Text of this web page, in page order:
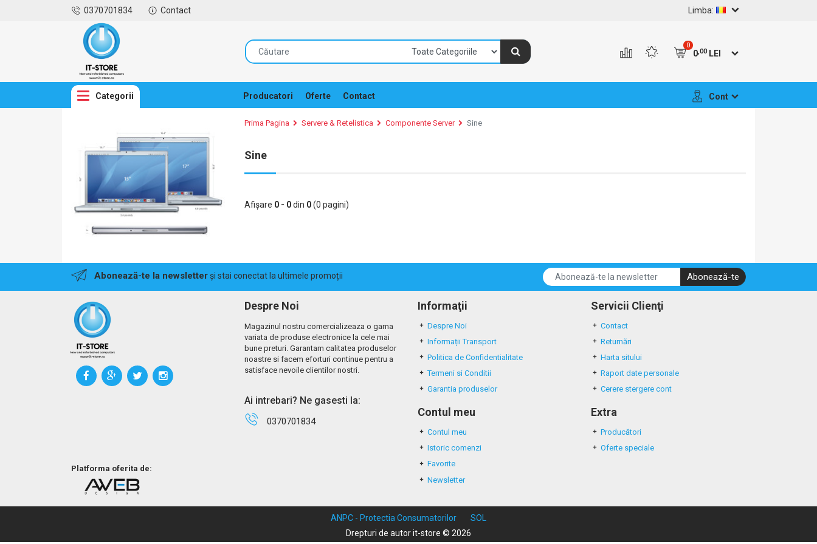
0370701834 Contact Limba:
0
0,00LEI
Categorii Producatori Oferte Contact Cont
Prima Pagina Servere & Retelistica Componente Server Sine
Sine
Afişare 0 - 0din 0(0 pagini)
Abonează-te la newsletterși stai conectat la ultimele promoții Abonează-te
Platforma oferita de:
Despre Noi
Magazinul nostru comercializeaza o gama
variata de produse electronice la cele mai
bune preturi. Garantam calitatea produselor
noastre si facem eforturi continue pentru a
satisface nevoile clientilor nostri.
Ai intrebari? Ne gasesti la:
0370701834
Informaţii
Despre Noi
Informații Transport
Politica de Confidentialitate
Termeni si Conditii
Garantia produselor
Servicii Clienţi
Contact
Returnări
Harta sitului
Raport date personale
Cerere stergere cont
Contul meu
Contul meu
Istoric comenzi
Favorite
Newsletter
Extra
Producători
Oferte speciale
ANPC - Protectia Consumatorilor
SOL
Drepturi de autor it-store © 2026